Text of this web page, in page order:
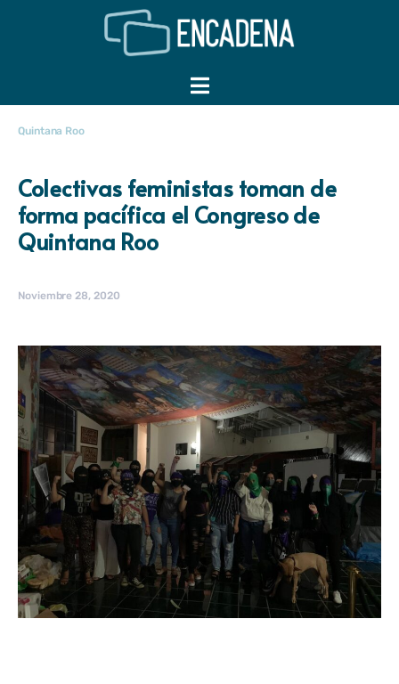
Quintana Roo
Colectivas feministas toman de
forma pacífica el Congreso de
Quintana Roo
Noviembre 28, 2020